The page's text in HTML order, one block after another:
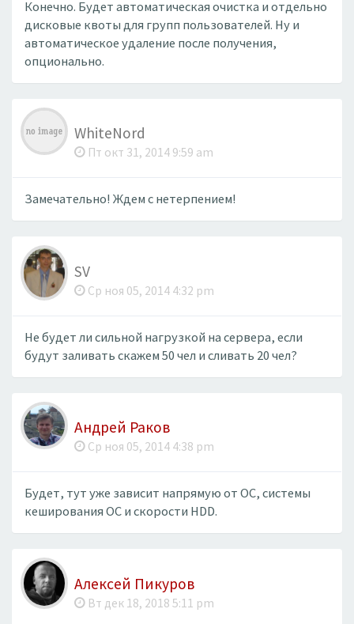
Конечно. Будет автоматическая очистка и отдельно
дисковые квоты для групп пользователей. Ну и
автоматическое удаление после получения,
опционально.
WhiteNord
Пт окт 31, 2014 9:59 am
Замечательно! Ждем с нетерпением!
SV
Ср ноя 05, 2014 4:32 pm
Не будет ли сильной нагрузкой на сервера, если
будут заливать скажем 50 чел и сливать 20 чел?
Андрей Раков
Ср ноя 05, 2014 4:38 pm
Будет, тут уже зависит напрямую от ОС, системы
кеширования ОС и скорости HDD.
Алексей Пикуров
Вт дек 18, 2018 5:11 pm